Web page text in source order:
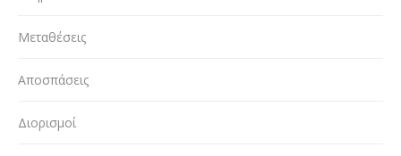
Μεταθέσεις
Αποσπάσεις
Διορισμοί